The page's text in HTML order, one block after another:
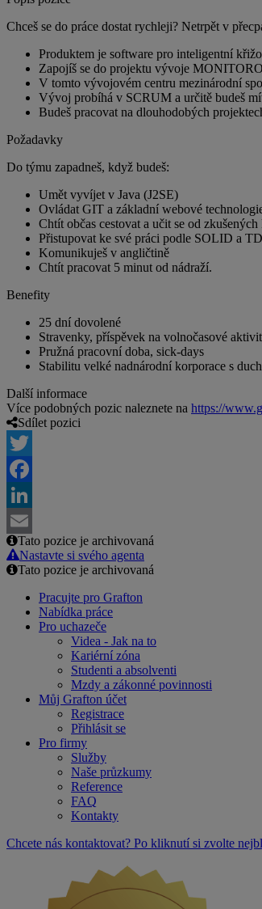
Email
Chceš se do práce dostat rychleji? Netrpět v
Produktem je software pro inteligentní
Zapojíš se do projektu vývoje
V tomto vývojovém centru mezinárodní
Vývoj probíhá v SCRUM a určitě budeš
Budeš pracovat na dlouhodobých
Požadavky
Do týmu zapadneš, když budeš:
Umět vyvíjet v Java (J2SE)
Ovládat GIT a základní webové
Chtít občas cestovat a učit se od
Přistupovat ke své práci podle SOLID a
Komunikuješ v angličtině
Chtít pracovat 5 minut od nádraží.
Benefity
25 dní dovolené
Stravenky, příspěvek na volnočasové
Pružná pracovní doba, sick-days
Stabilitu velké nadnárodní korporace s
Další informace
Více podobných pozic naleznete na https://
Sdílet pozici
Twitter
Facebook
LinkedIn
Email
Tato pozice je archivovaná
Nastavte si svého agenta
Tato pozice je archivovaná
Pracujte pro Grafton
Nabídka práce
Pro uchazeče
Videa - Jak na to
Kariérní zóna
Studenti a absolventi
Mzdy a zákonné povinnosti
Můj Grafton účet
Registrace
Přihlásit se
Pro firmy
Služby
Naše průzkumy
Reference
FAQ
Kontakty
Chcete nás kontaktovat? Po kliknutí si zvolte